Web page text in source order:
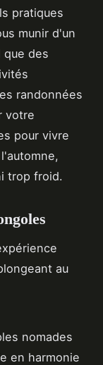
pratiques
munir d'un
que des
randonnées
votre
pour vivre
trop froid.
au
nomades
en harmonie